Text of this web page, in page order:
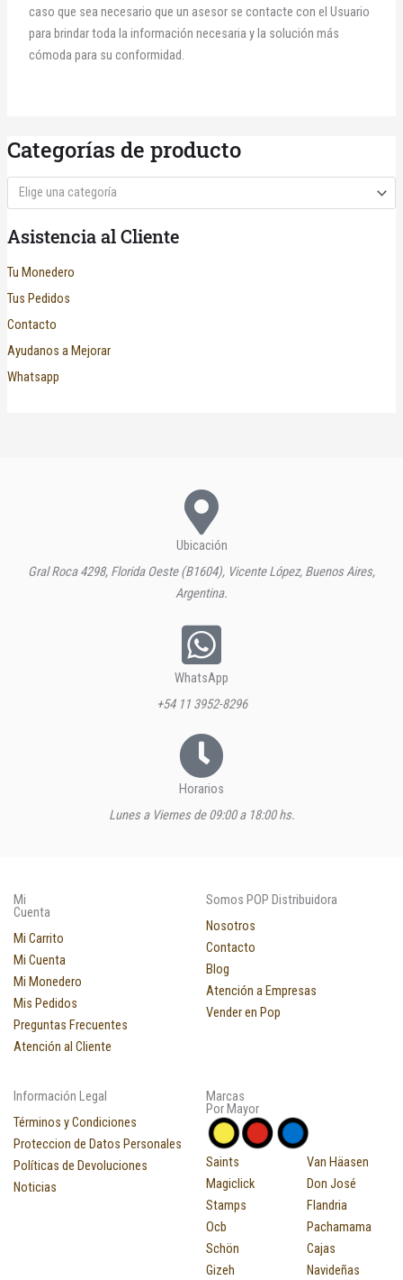
Categorías de producto
Elige una categoría
Asistencia al Cliente
Tu Monedero
Tus Pedidos
Contacto
Ayudanos a Mejorar
Whatsapp
caso que sea necesario que un asesor se contacte con el Usuario
para brindar toda la información necesaria y la solución más
cómoda para su conformidad.
Ubicación
Gral Roca 4298, Florida Oeste (B1604), Vicente López, Buenos Aires,
Argentina.
WhatsApp
+54 11 3952-8296
Horarios
Lunes a Viernes de 09:00 a 18:00 hs.
Mi
Cuenta
Mi Carrito
Mi Cuenta
Mi Monedero
Mis Pedidos
Preguntas Frecuentes
Atención al Cliente
Somos POP Distribuidora
Nosotros
Contacto
Blog
Atención a Empresas
Vender en Pop
Información Legal
Términos y Condiciones
Proteccion de Datos Personales
Políticas de Devoluciones
Noticias
Marcas
Por Mayor
Saints
Magiclick
Stamps
Ocb
Schön
Gizeh
Van Häasen
Don José
Flandria
Pachamama
Cajas
Navideñas